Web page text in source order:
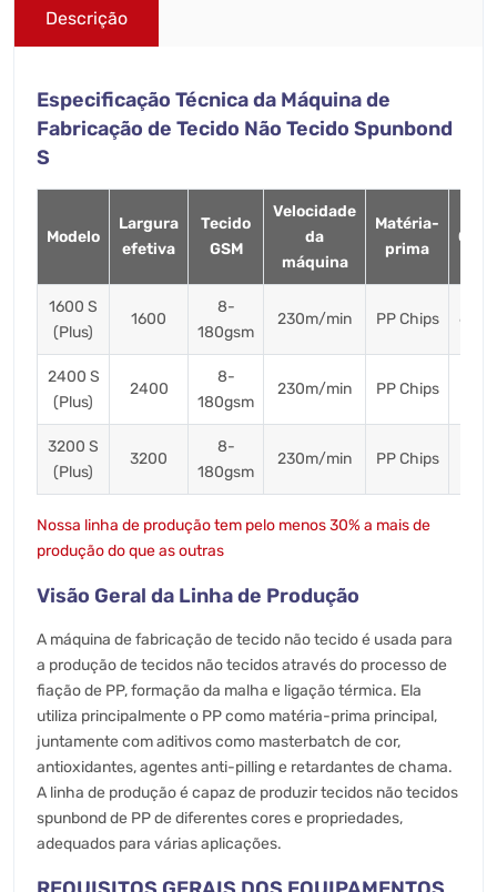
Descrição
Especificação Técnica da Máquina de
Fabricação de Tecido Não Tecido Spunbond
S
Modelo
Largura
efetiva
Tecido
GSM
Velocidade
da
máquina
Matéria-
prima
1600 S
(Plus)
1600
8-
180gsm
230m/min PP Chips 6.5
2400 S
(Plus)
2400
8-
180gsm
230m/min PP Chips
3200 S
(Plus)
3200
8-
180gsm
230m/min PP Chips
Nossa linha de produção tem pelo menos 30% a mais de
produção do que as outras
Visão Geral da Linha de Produção
A máquina de fabricação de tecido não tecido é usada para
a produção de tecidos não tecidos através do processo de
fiação de PP, formação da malha e ligação térmica. Ela
utiliza principalmente o PP como matéria-prima principal,
juntamente com aditivos como masterbatch de cor,
antioxidantes, agentes anti-pilling e retardantes de chama.
A linha de produção é capaz de produzir tecidos não tecidos
spunbond de PP de diferentes cores e propriedades,
adequados para várias aplicações.